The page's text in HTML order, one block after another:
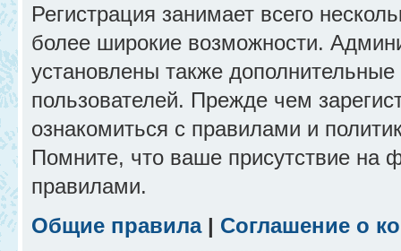
Регистрация занимает всего
более широкие возможности.
установлены также
пользователей. Прежде чем
ознакомиться с правилами и
Помните, что ваше присутствие на
правилами.
Общие правила| Соглашение о